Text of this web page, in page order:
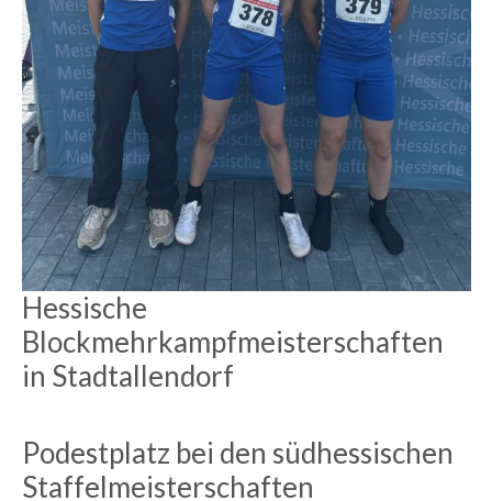
Hessische
Blockmehrkampfmeisterschaften
in Stadtallendorf
Podestplatz bei den südhessischen
Staffelmeisterschaften